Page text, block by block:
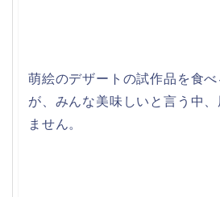
萌絵のデザートの試作品を食
が、みんな美味しいと言う中
ません。